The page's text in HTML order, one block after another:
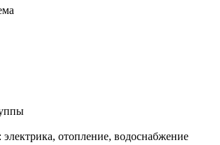
отопление, водоснабжение